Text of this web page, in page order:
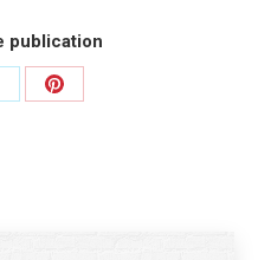
publication
Share